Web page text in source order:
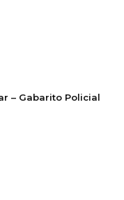
– Gabarito Policial